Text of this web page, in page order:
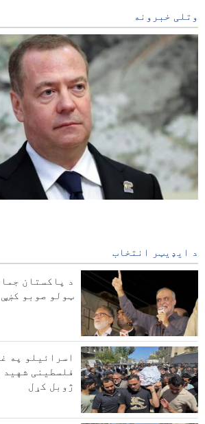
وتلی خبرونه
په جنوبي لبنان کې درنې چاودنې او
د عراق د نجباء غورځنګ مشر: له سعودي
ګټوره نه ده؛ پوځي ځواب اړین دی
د ایران د پوځ ویاند: د هرمز پر تنګي
نظم نه راګرځېدونکی دی
د امریکا پخوانۍ د بهرنیو چارو
ماڼۍ د صدام د سقوط پر مهال د ماڼیو
د ایډیټر انتخاب
د پاکستان
ټولو صوبو
اسرائیلو په
فلسطینی شهید
ژوبل کړل